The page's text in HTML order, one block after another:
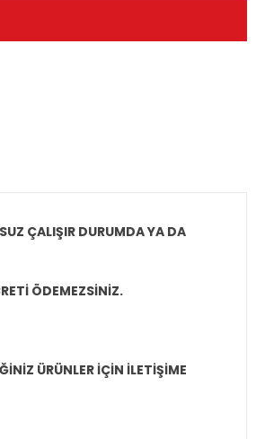
ÇALIŞIR DURUMDA YA DA
ÖDEMEZSİNİZ.
ÜRÜNLER İÇİN İLETİŞİME